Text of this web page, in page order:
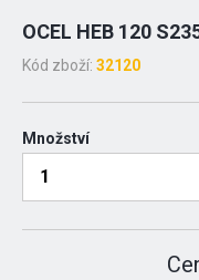
OCEL HEB 120
Kód zboží: 32120
Množství